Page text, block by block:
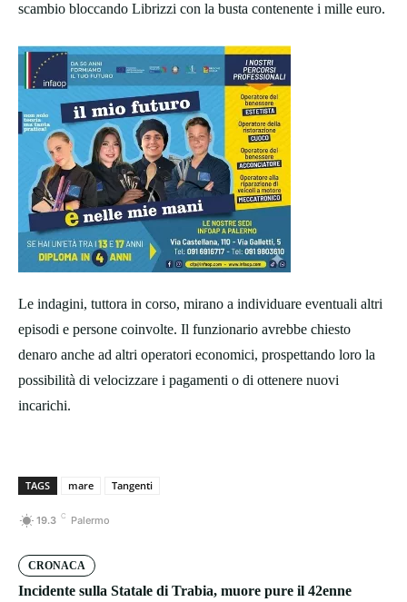
scambio bloccando Librizzi con la busta contenente i mille euro.
Le indagini, tuttora in corso, mirano a individuare eventuali altri
episodi e persone coinvolte. Il funzionario avrebbe chiesto
denaro anche ad altri operatori economici, prospettando loro la
possibilità di velocizzare i pagamenti o di ottenere nuovi
incarichi.
TAGS mare Tangenti
19.3 C Palermo
CRONACA
Incidente sulla Statale di Trabia, muore pure il 42enne